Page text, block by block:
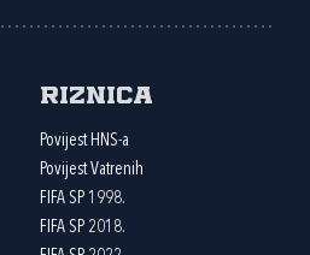
Riznica
Povijest HNS-a
Povijest Vatrenih
FIFA SP 1998.
FIFA SP 2018.